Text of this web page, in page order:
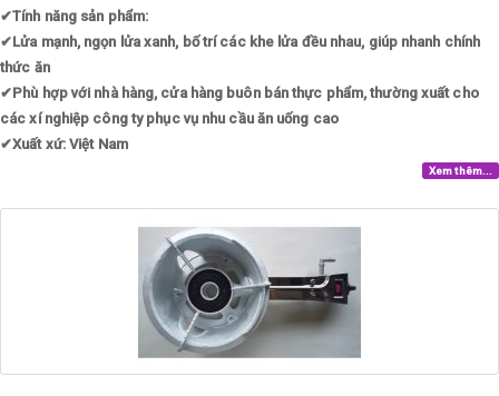
✔Tính năng sản phẩm:
✔Lửa mạnh, ngọn lửa xanh, bố trí các khe lửa đều nhau, giúp nhanh chính
thức ăn
✔Phù hợp với nhà hàng, cửa hàng buôn bán thực phẩm, thường xuất cho
các xí nghiệp công ty phục vụ nhu cầu ăn uống cao
✔Xuất xứ: Việt Nam
Xem thêm...